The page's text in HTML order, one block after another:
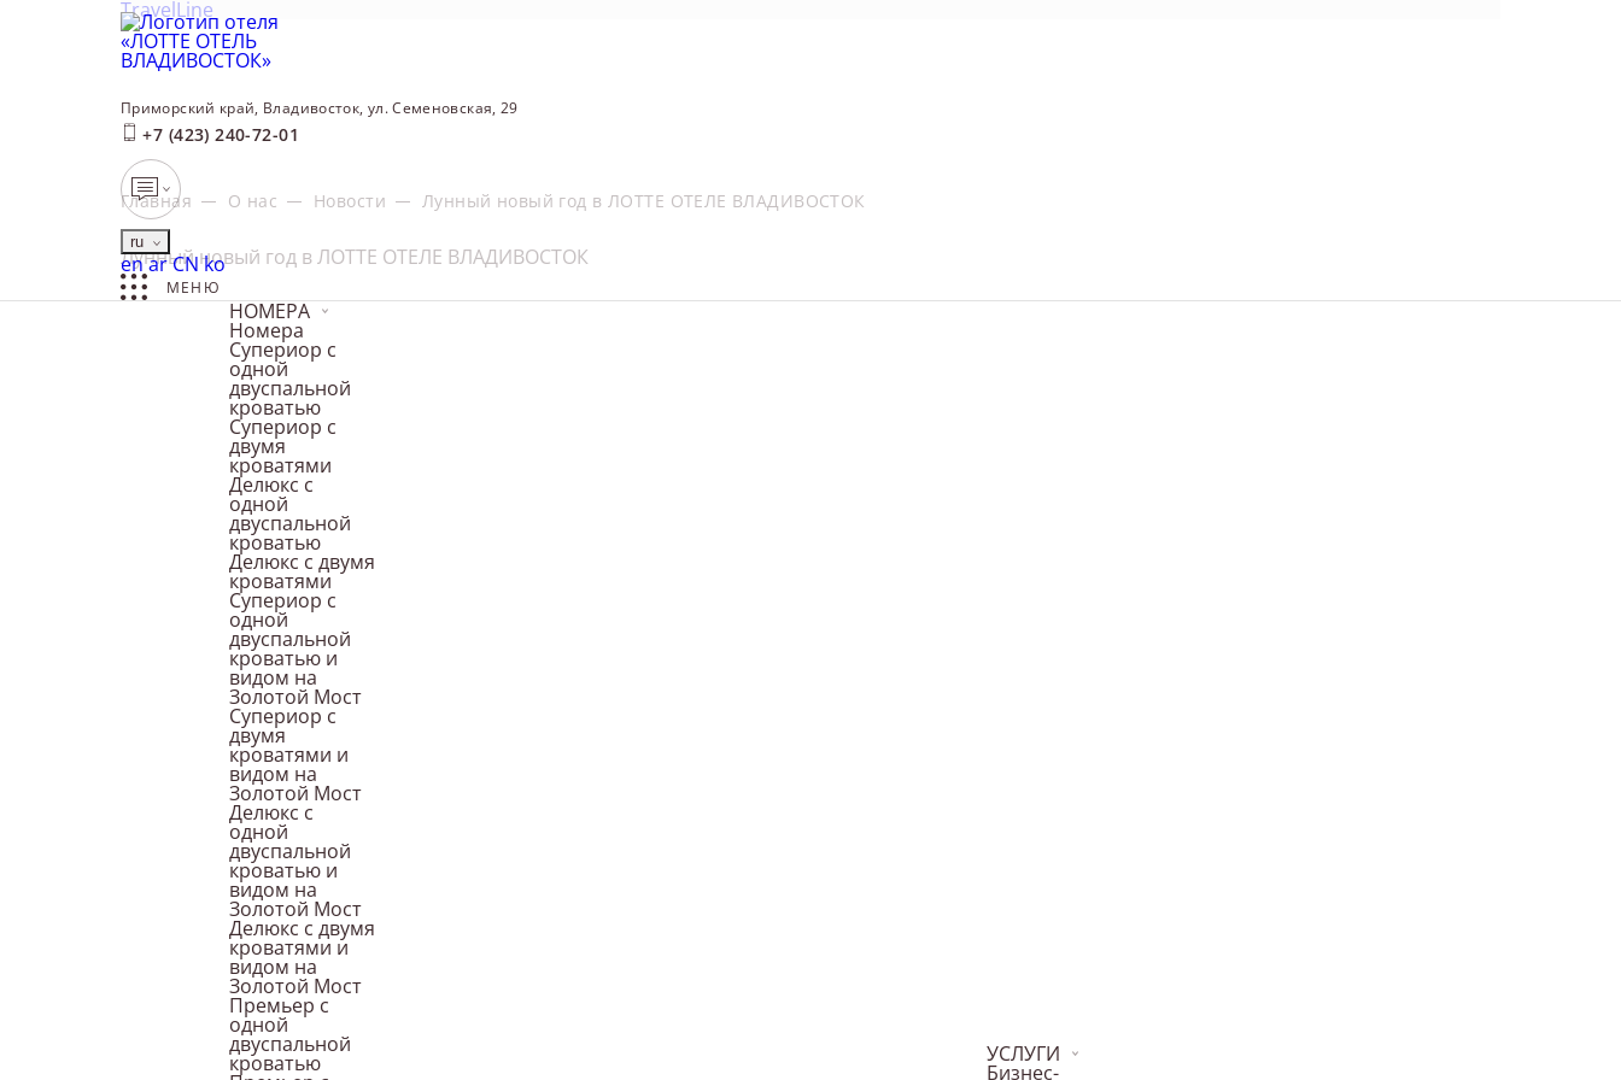
Приморский край, Владивосток, ул. Семеновская, 29
+7 (423) 240-72-01
ru
English
enالعربية
ar中文
CN한국어
ko
МЕНЮ
НОМЕРА
Номера
Супериор с
одной
двуспальной
кроватью
Супериор с
двумя
кроватями
Делюкс с
одной
двуспальной
кроватью
Делюкс с двумя
кроватями
Супериор с
одной
двуспальной
кроватью и
видом на
Золотой Мост
Супериор с
двумя
кроватями и
видом на
Золотой Мост
Делюкс с
одной
двуспальной
кроватью и
видом на
Золотой Мост
Делюкс с двумя
кроватями и
видом на
Золотой Мост
Премьер с
одной
двуспальной
кроватью УСЛУГИ
Бизнес-
TravelLine
Главная О нас Новости Лунный новый год в ЛОТТЕ ОТЕЛЕ ВЛАДИВОСТОК
Лунный новый год в ЛОТТЕ ОТЕЛЕ ВЛАДИВОСТОК